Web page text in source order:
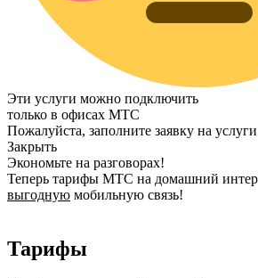
Эти услуги можно подключить
только в офисах МТС
Пожалуйста, заполните заявку на
Закрыть
Экономьте на разговорах!
Теперь тарифы МТС на домашний
выгодную мобильную связь!
Тарифы